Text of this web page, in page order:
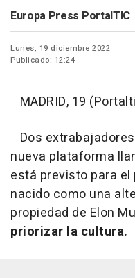
Europa Press PortalTIC
Lunes, 19 diciembre 2022
Publicado: 12:24
MADRID, 19
Dos
nueva plataforma
está previsto para el
nacido como una
propiedad de Elon
priorizar la cultura.